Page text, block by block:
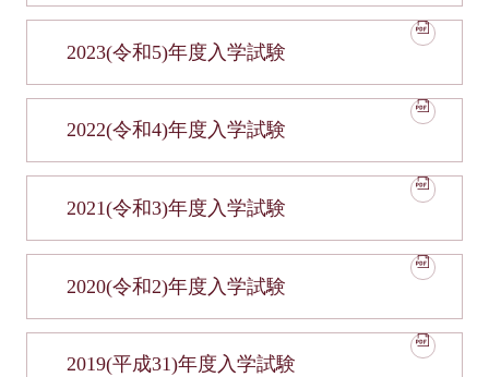
2023(令和5)年度入学試験
2022(令和4)年度入学試験
2021(令和3)年度入学試験
2020(令和2)年度入学試験
2019(平成31)年度入学試験